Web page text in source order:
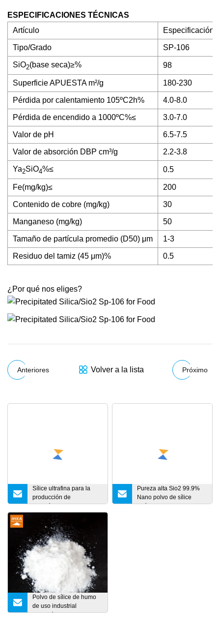
ESPECIFICACIONES TÉCNICAS
Artículo
Especificación
Tipo/Grado SP-106
SiO2(base seca)≥% 98
Superficie APUESTA m²/g 180-230
Pérdida por calentamiento 105ºC2h% 4.0-8.0
Pérdida de encendido a 1000ºC%≤ 3.0-7.0
Valor de pH 6.5-7.5
Valor de absorción DBP cm³/g 2.2-3.8
Ya2SiO4%≤ 0.5
Fe(mg/kg)≤ 200
Contenido de cobre (mg/kg) 30
Manganeso (mg/kg) 50
Tamaño de partícula promedio (D50) μm 1-3
Residuo del tamiz (45 μm)% 0.5
¿Por qué nos eliges?
Anteriores Volver a la lista Próximo
Sílice ultrafina para la
producción de
neumáticos y otros
productos de caucho
Pureza alta Sio2 99.9%
Nano polvo de sílice
pirógena Precio 200
Polvo de sílice de humo
de uso industrial
farmacéutico Sio2 con n.º